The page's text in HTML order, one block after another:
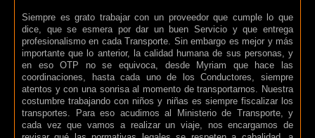
Siempre es grato trabajar con un proveedor que cumple lo que
dice, que se esmera por dar un buen Servicio y que entrega
profesionalismo en cada Transporte. Sin embargo es mejor y más
importante que lo anterior, la calidad humana de sus personas, y
en eso OTP no se equivoca, desde Myriam que hace las
coordinaciones, hasta cada uno de los Conductores, siempre
atentos y con una sonrisa al momento de transportarnos. Nuestra
costumbre trabajando con niños y niñas es siempre fiscalizar los
transportes. Para eso acudimos al Ministerio de Transporte, y
cada vez que vamos a realizar un viaje, nos encargamos de